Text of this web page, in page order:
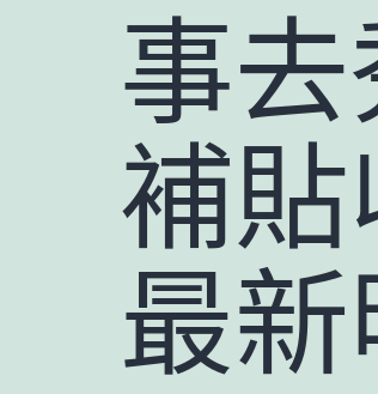
事
補
最新